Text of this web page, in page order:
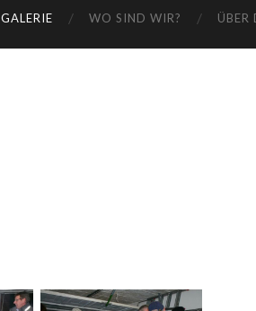
GALERIE WO SIND WIR? ÜBER